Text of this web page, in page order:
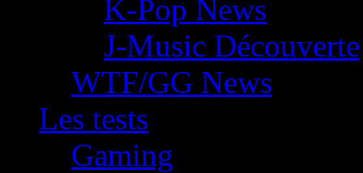
K-Pop News
J-Music Découverte
WTF/GG News
Les tests
Gaming